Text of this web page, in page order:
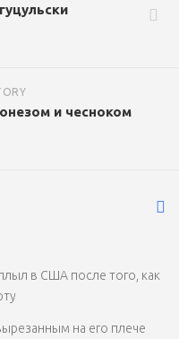
и чесноком
в США после того, как
на его плече